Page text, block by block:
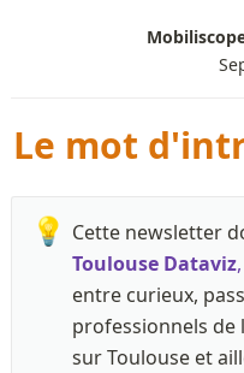
Le mot
💡 Cette newsletter
Toulouse Dataviz,
entre curieux,
professionnels de
sur Toulouse et